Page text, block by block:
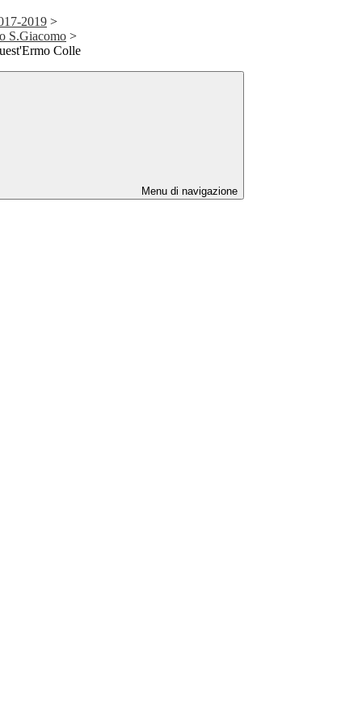
2019 >
S.Giacomo >
Colle
Menu di navigazione